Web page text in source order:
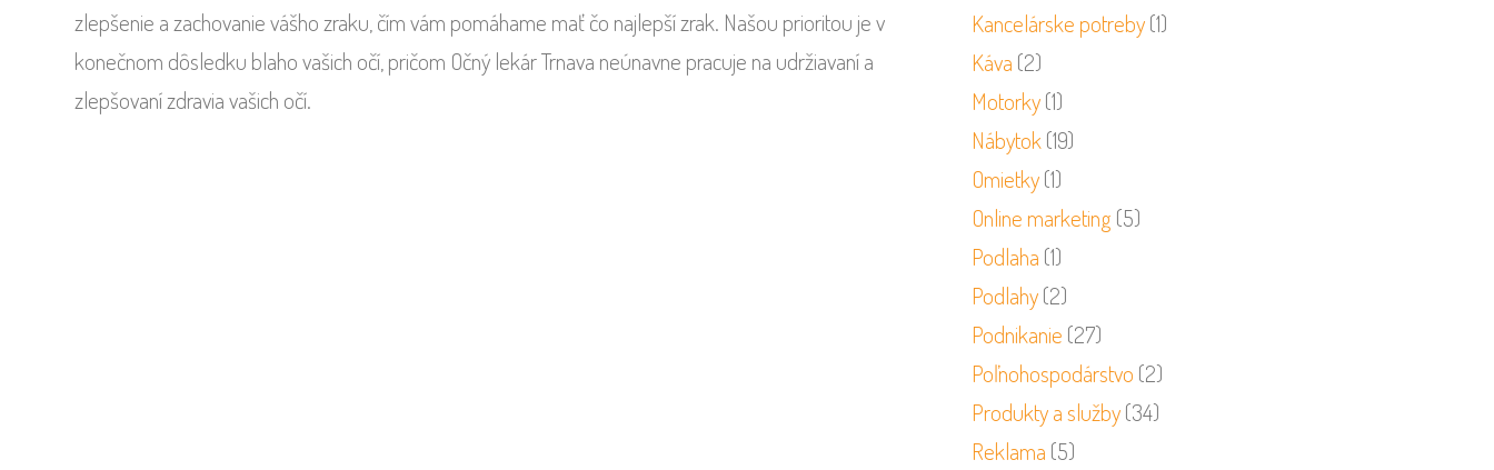
zlepšenie a zachovanie vášho zraku, čím vám pomáhame mať čo najlepší zrak. Našou prioritou je v
konečnom dôsledku blaho vašich očí, pričom Očný lekár Trnava neúnavne pracuje na udržiavaní a
zlepšovaní zdravia vašich očí.
Kancelárske potreby(1)
Káva (2)
Motorky(1)
Nábytok (19)
Omietky(1)
Online marketing (5)
Podlaha (1)
Podlahy(2)
Podnikanie (27)
Poľnohospodárstvo (2)
Produkty a služby(34)
Reklama (5)